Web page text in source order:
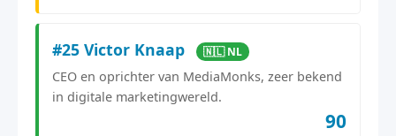
#25 Victor Knaap 🇳🇱 NL
CEO en oprichter van MediaMonks, zeer bekend
in digitale marketingwereld.
90